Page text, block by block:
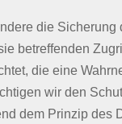
die
betreffenden
die eine
wir den
dem Prinzip